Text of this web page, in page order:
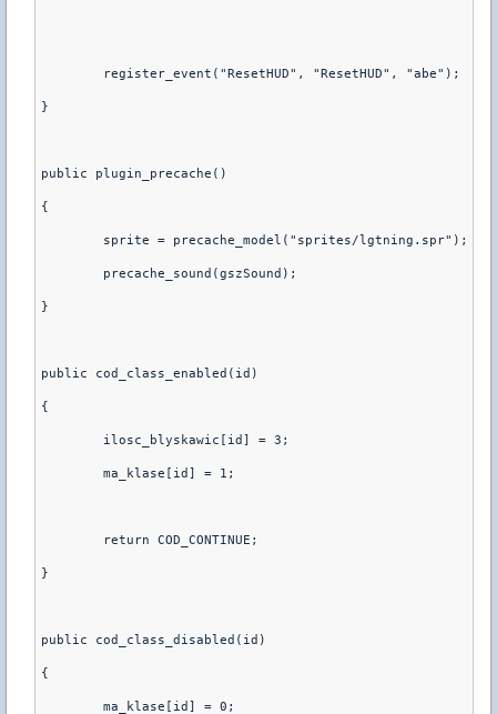
	register_event("ResetHUD", "ResetHUD", "abe");
}
public plugin_precache()
{
	sprite = precache_model("sprites/lgtning.spr");
	precache_sound(gszSound);
}
public cod_class_enabled(id)
{
	ilosc_blyskawic[id] = 3;
	ma_klase[id] = 1;
	return COD_CONTINUE;
}
public cod_class_disabled(id)
{
	ma_klase[id] = 0;